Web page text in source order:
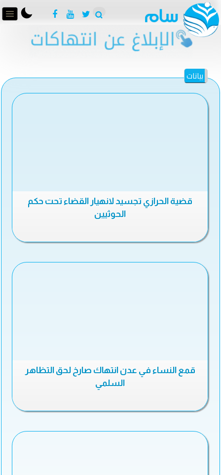
بيانات
قضية الحرازي تجسيد لانهيار القضاء تحت حكم
الحوثيين
قمع النساء في عدن انتهاك صارخ لحق التظاهر
السلمي